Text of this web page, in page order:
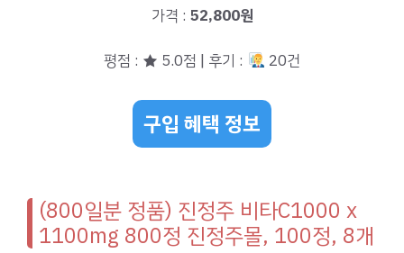
가격 : 52,800원
평점 : ★ 5.0점 | 후기 : 20건
구입 혜택 정보
(800일분 정품) 진정주 비타C1000 x
1100mg 800정 진정주몰, 100정, 8개